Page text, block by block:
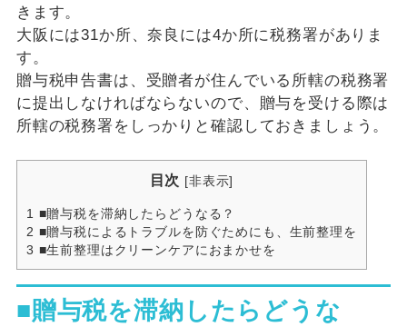
きます。
大阪には31か所、奈良には4か所に税務署がありま
す。
贈与税申告書は、受贈者が住んでいる所轄の税務署
に提出しなければならないので、贈与を受ける際は
所轄の税務署をしっかりと確認しておきましょう。
目次 [非表示]
1 ■贈与税を滞納したらどうなる？
2 ■贈与税によるトラブルを防ぐためにも、生前整理を
3 ■生前整理はクリーンケアにおまかせを
■贈与税を滞納したらどうな